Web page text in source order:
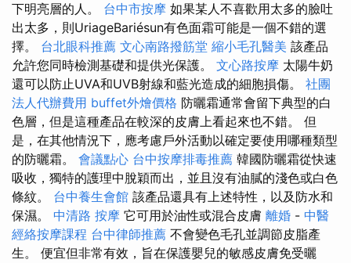
下明亮層的人。 台中市按摩 如果某人不喜歡用太多的臉吐
出太多，則UriageBariésun有色面霜可能是一個不錯的選
擇。 台北眼科推薦 文心南路撥筋堂 縮小毛孔醫美 該產品
允許您同時檢測基礎和提供光保護。 文心路按摩 太陽牛奶
還可以防止UVA和UVB射線和藍光造成的細胞損傷。 社團
法人代辦費用 buffet外燴價格 防曬霜通常會留下典型的白
色層，但是這種產品在較深的皮膚上看起來也不錯。 但
是，在其他情況下，應考慮戶外活動以確定要使用哪種類型
的防曬霜。 會議點心 台中按摩排毒推薦 韓國防曬霜從快速
吸收，獨特的護理中脫穎而出，並且沒有油膩的淺色或白色
條紋。 台中養生會館 該產品還具有上述特性，以及防水和
保濕。 中清路 按摩 它可用於油性或混合皮膚 離婚 - 中醫
經絡按摩課程 台中律師推薦 不會變色毛孔並調節皮脂產
生。 便宜但非常有效，旨在保護嬰兒的敏感皮膚免受曬